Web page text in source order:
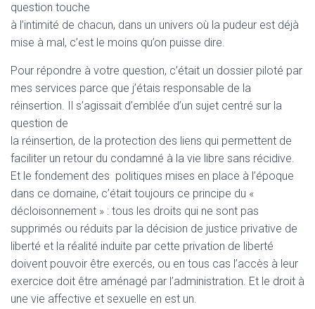
question touche
à l’intimité de chacun, dans un univers où la pudeur est déjà
mise à mal, c’est le moins qu’on puisse dire.
Pour répondre à votre question, c’était un dossier piloté par
mes services parce que j’étais responsable de la
réinsertion. Il s’agissait d’emblée d’un sujet centré sur la
question de
la réinsertion, de la protection des liens qui permettent de
faciliter un retour du condamné à la vie libre sans récidive.
Et le fondement des politiques mises en place à l’époque
dans ce domaine, c’était toujours ce principe du «
décloisonnement » : tous les droits qui ne sont pas
supprimés ou réduits par la décision de justice privative de
liberté et la réalité induite par cette privation de liberté
doivent pouvoir être exercés, ou en tous cas l’accès à leur
exercice doit être aménagé par l’administration. Et le droit à
une vie affective et sexuelle en est un.